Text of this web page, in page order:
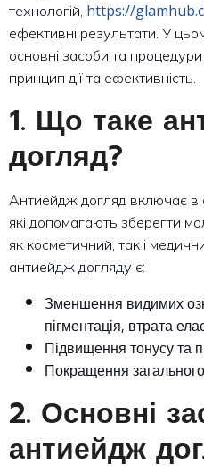
технологій, https://
ефективні результати. У
основні засоби та
принцип дії та ефективність.
1. Що таке
догляд?
Антиейдж догляд включає в
які допомагають зберегти
як косметичний, так і
антиейдж догляду є:
Зменшення видимих
пігментація, втрата
Підвищення тонусу та
Покращення
2. Основні
антиейдж